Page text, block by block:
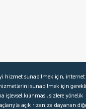
Hakkımızda
Faydalı Bağlantılar
hizmet sunabilmek için, internet
sunabilmek için gerekli
kılınması, sizlere yönelik
açık rızanıza dayanan